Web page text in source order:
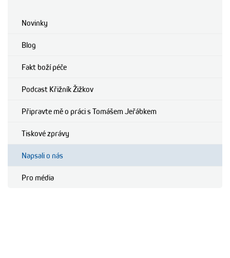
Novinky
Blog
Fakt boží péče
Podcast Křižník Žižkov
Připravte mě o práci s Tomášem Jeřábkem
Tiskové zprávy
Napsali o nás
Pro média